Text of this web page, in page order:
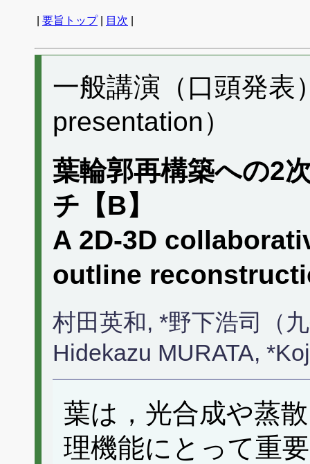
要旨トップ| 目次
一般講演（口頭発
presentation）
葉輪郭再構築への2
チ【B】
A 2D-3D
outline
村田英和, *野下浩司（
Hidekazu MURATA,
葉は，光合成や蒸
理機能にとって重